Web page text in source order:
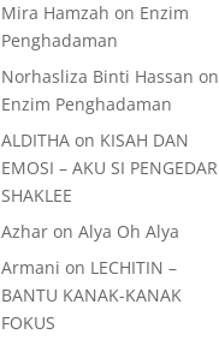
Mira Hamzah on Enzim
Penghadaman
Norhasliza Binti Hassan on
Enzim Penghadaman
ALDITHA on KISAH DAN
EMOSI – AKU SI PENGEDAR
SHAKLEE
Azhar onAlya Oh Alya
Armani on LECHITIN –
BANTU KANAK-KANAK
FOKUS